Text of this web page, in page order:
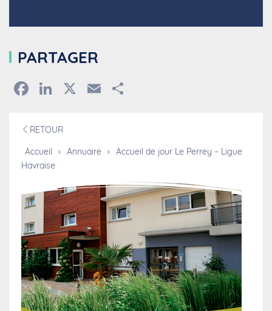
PARTAGER
Facebook
LinkedIn
X Email
RETOUR
Accueil
› Annuaire ›
Accueil de jour Le Perrey – Ligue
Havraise